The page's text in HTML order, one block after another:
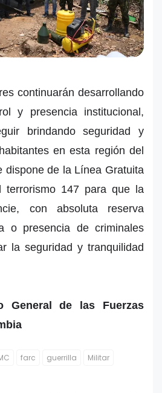
continuarán desarrollando
y presencia institucional,
brindando seguridad y
en esta región del
dispone de la Línea Gratuita
terrorismo 147 para que la
con absoluta reserva
o presencia de criminales
la seguridad y tranquilidad
General de las Fuerzas
farc guerrilla
Militar